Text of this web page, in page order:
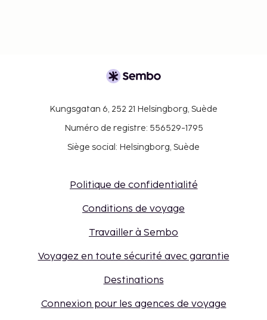
Kungsgatan 6, 252 21 Helsingborg, Suède
Numéro de registre: 556529-1795
Siège social: Helsingborg, Suède
Politique de confidentialité
Conditions de voyage
Travailler à Sembo
Voyagez en toute sécurité avec garantie
Destinations
Connexion pour les agences de voyage